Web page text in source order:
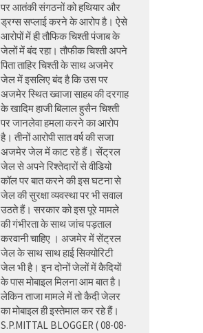
पर आतंकी संगठनों को हथियार और
ड्रग्स सप्लाई करने के आरोप है। ऐसे
आरोपों में ही तौफिक चिश्ती पंजाब के
जेलों में बंद रहा। तौफीक चिश्ती अपने
पिता ताहिर चिश्ती के साथ अजमेर
जेल में इसलिए बंद है कि उस पर
अजमेर स्थित ख्वाजा साहब की दरगाह
के खादिम हाजी बिलाल हुसैन चिश्ती
पर जानलेवा हमला करने का आरोप
है। तीनों आरोपी सात वर्ष की सजा
अजमेर जेल में काट रहे हैं। सेंट्रल
जेल से अपने रिश्तेदारों से वीडियो
कॉल पर बात करने की इस घटना से
जेल की सुरक्षा व्यवस्था पर भी सवाल
उठते हैं। सरकार को इस पूरे मामले
की गंभीरता के साथ जांच पड़ताल
करवानी चाहिए । अजमेर में सेंट्रल
जेल के साथ साथ हाई सिक्योरिटी
जेल भी है। इन दोनों जेलों में कैदियों
के पास मोबाइल मिलना आम बात है।
लेकिन ताजा मामले में तो कैदी जेलर
का मोबाइल ही इस्तेमाल कर रहे हैं।
S.P.MITTAL BLOGGER ( 08-08-